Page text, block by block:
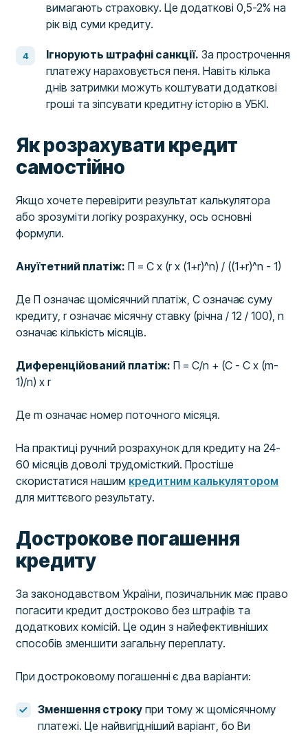
вимагають страховку. Це додаткові 0,5-2% на
рік від суми кредиту.
Ігнорують штрафні санкції. За прострочення
платежу нараховується пеня. Навіть кілька
днів затримки можуть коштувати додаткові
гроші та зіпсувати кредитну історію в УБКІ.
Як розрахувати кредит
самостійно
Якщо хочете перевірити результат калькулятора
або зрозуміти логіку розрахунку, ось основні
формули.
Ануїтетний платіж: П = С x (r x (1+r)^n) / ((1+r)^n - 1)
Де П означає щомісячний платіж, С означає суму
кредиту, r означає місячну ставку (річна / 12 / 100), n
означає кількість місяців.
Диференційований платіж: П = С/n + (С - С x (m-
1)/n) x r
Де m означає номер поточного місяця.
На практиці ручний розрахунок для кредиту на 24-
60 місяців доволі трудомісткий. Простіше
скористатися нашим кредитним калькулятором
для миттєвого результату.
Дострокове погашення
кредиту
За законодавством України, позичальник має право
погасити кредит достроково без штрафів та
додаткових комісій. Це один з найефективніших
способів зменшити загальну переплату.
При достроковому погашенні є два варіанти:
Зменшення строку при тому ж щомісячному
платежі. Це найвигідніший варіант, бо Ви